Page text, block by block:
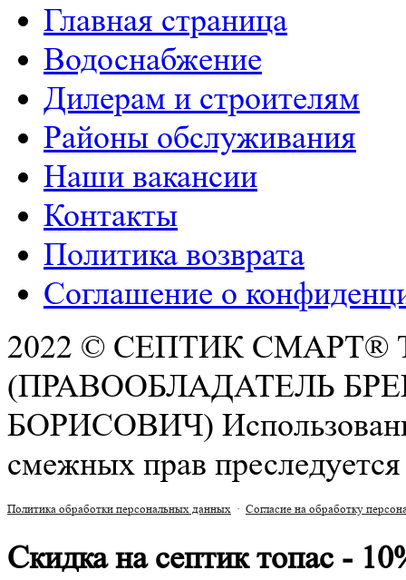
Главная страница
Водоснабжение
Дилерам и строителям
Районы обслуживания
Наши вакансии
Контакты
Политика возврата
Соглашение о
2022 © СЕПТИК
(ПРАВООБЛАДАТЕЛЬ
БОРИСОВИЧ)
смежных прав
Политика обработки персональных данных · Согласие на обработку
Скидка на септик топас -